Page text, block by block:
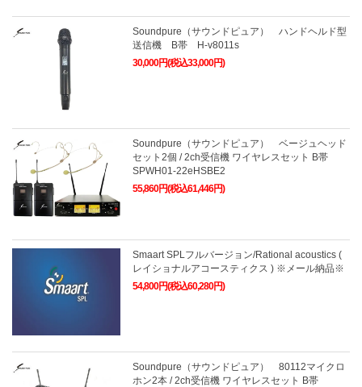
Soundpure（サウンドピュア） ハンドヘルド型
送信機 B帯 H-v8011s
30,000円(税込33,000円)
Soundpure（サウンドピュア） ベージュヘッド
セット2個 / 2ch受信機 ワイヤレスセット B帯
SPWH01-22eHSBE2
55,860円(税込61,446円)
Smaart SPLフルバージョン/Rational acoustics (
レイショナルアコースティクス ) ※メール納品※
54,800円(税込60,280円)
Soundpure（サウンドピュア） 80112マイクロ
ホン2本 / 2ch受信機 ワイヤレスセット B帯